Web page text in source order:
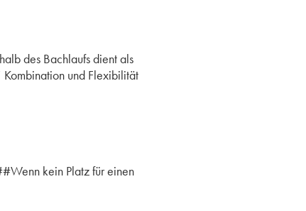
des Bachlaufs dient als
und Flexibilität
kein Platz für einen